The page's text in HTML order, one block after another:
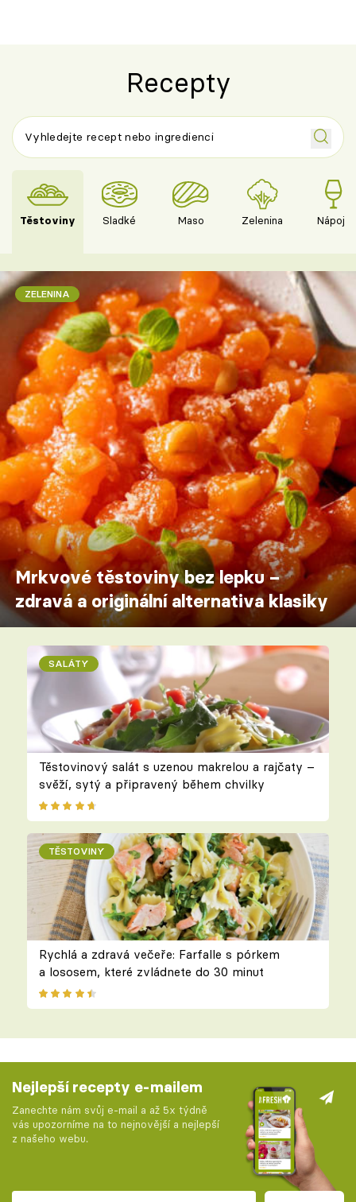
Recepty
Těstoviny Sladké Maso Zelenina Nápoje
ZELENINA
Mrkvové těstoviny bez lepku –
zdravá a originální alternativa klasiky
SALÁTY
Těstovinový salát s uzenou makrelou a rajčaty –
svěží, sytý a připravený během chvilky
TĚSTOVINY
Rychlá a zdravá večeře: Farfalle s pórkem
a lososem, které zvládnete do 30 minut
Nejlepší recepty e-mailem
Zanechte nám svůj e-mail a až 5x týdně
vás upozorníme na to nejnovější a nejlepší
z našeho webu.